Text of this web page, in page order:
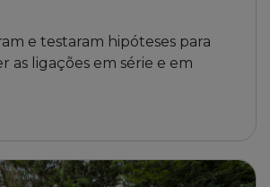
e testaram hipóteses para
as ligações em série e em